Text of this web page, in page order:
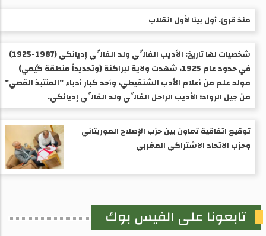
منذ قرئ. أول بينا لأول انقلاب
شخصيات لها تاريخ: الأديب الفالِّي ولد الفالِّي إديانكي (1987-1925) ​
في حدود عام 1925، شهدت ولاية لبراكنة (وتحديداً منطقة گيمي)
مولد علم من أعلام الأدب الشنقيطي، وأحد كبار أدباء "المنتبذ القصي"
من جيل الرواد؛ الأديب الراحل الفالِّي ولد الفالِّي إديانكي.
توقيع اتفاقية تعاون بين حزب الإصلاح الموريتاني
وحزب الاتحاد الاشتراكي المغربي
تابعونا على الفيس بوك